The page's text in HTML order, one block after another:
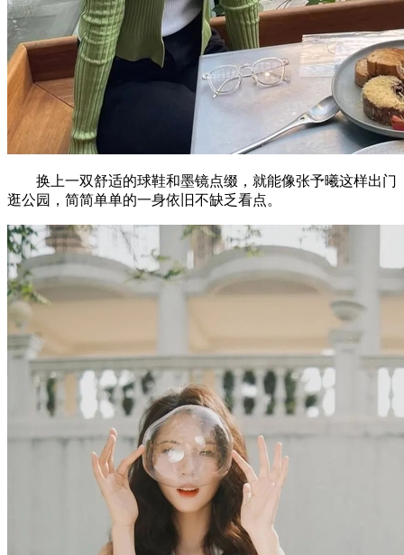
换上一双舒适的球鞋和墨镜点缀，就能像张予曦这样出门
逛公园，简简单单的一身依旧不缺乏看点。